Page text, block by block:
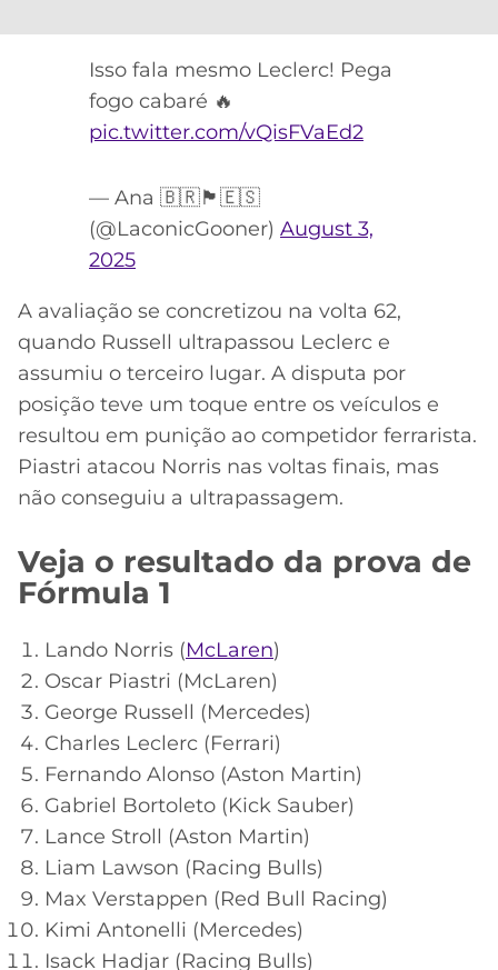
Isso fala mesmo Leclerc! Pega
fogo cabaré 🔥
pic.twitter.com/vQisFVaEd2
— Ana 🇧🇷🏴󠁧󠁢󠁥󠁮󠁧󠁿🇪🇸
(@LaconicGooner) August 3,
2025
A avaliação se concretizou na volta 62,
quando Russell ultrapassou Leclerc e
assumiu o terceiro lugar. A disputa por
posição teve um toque entre os veículos e
resultou em punição ao competidor ferrarista.
Piastri atacou Norris nas voltas finais, mas
não conseguiu a ultrapassagem.
Veja o resultado da prova de
Fórmula 1
Lando Norris (McLaren)
Oscar Piastri (McLaren)
George Russell (Mercedes)
Charles Leclerc (Ferrari)
Fernando Alonso (Aston Martin)
Gabriel Bortoleto (Kick Sauber)
Lance Stroll (Aston Martin)
Liam Lawson (Racing Bulls)
Max Verstappen (Red Bull Racing)
Kimi Antonelli (Mercedes)
Isack Hadjar (Racing Bulls)